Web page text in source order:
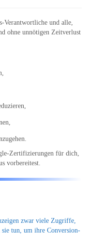
Verantwortliche und alle,
ohne unnötigen Zeitverlust
Zertifizierungen für dich,
vorbereitest.
zwar viele Zugriffe,
sie tun, um ihre Conversion-